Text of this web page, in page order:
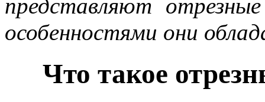
представляют
особенностями они
Что такое